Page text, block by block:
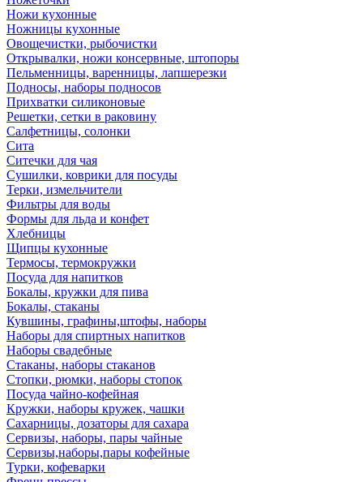
Ножи кухонные
Ножницы кухонные
Овощечистки, рыбочистки
Открывалки, ножи консервные, штопоры
Пельменницы, варенницы, лапшерезки
Подносы, наборы подносов
Прихватки силиконовые
Решетки, сетки в раковину
Салфетницы, солонки
Сита
Ситечки для чая
Сушилки, коврики для посуды
Терки, измельчители
Фильтры для воды
Формы для льда и конфет
Хлебницы
Щипцы кухонные
Термосы, термокружки
Посуда для напитков
Бокалы, кружки для пива
Бокалы, стаканы
Кувшины, графины,штофы, наборы
Наборы для спиртных напитков
Наборы свадебные
Стаканы, наборы стаканов
Стопки, рюмки, наборы стопок
Посуда чайно-кофейная
Кружки, наборы кружек, чашки
Сахарницы, дозаторы для сахара
Сервизы, наборы, пары чайные
Сервизы,наборы,пары кофейные
Турки, кофеварки